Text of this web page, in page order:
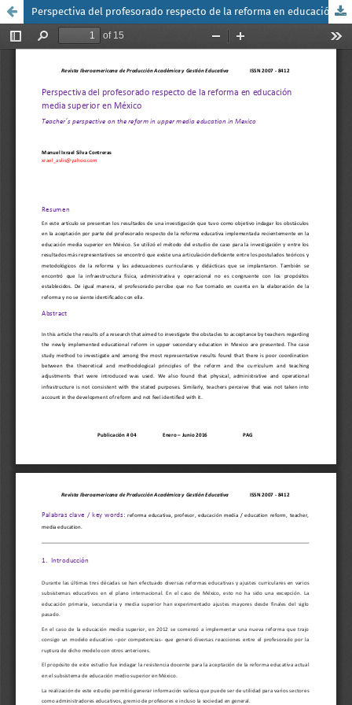
Perspectiva del profesorado respecto de la reforma en educación media superior en México